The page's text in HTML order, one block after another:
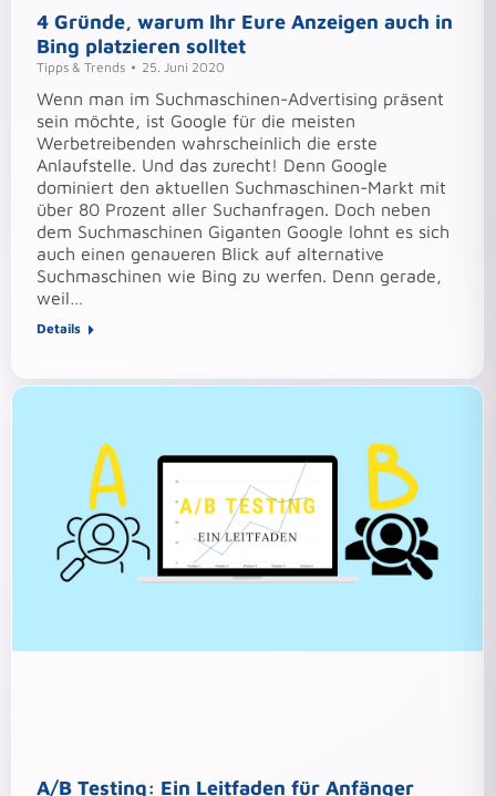
4 Gründe, warum Ihr Eure Anzeigen auch in
Bing platzieren solltet
Tipps & Trends 25. Juni 2020
Wenn man im Suchmaschinen-Advertising präsent
sein möchte, ist Google für die meisten
Werbetreibenden wahrscheinlich die erste
Anlaufstelle. Und das zurecht! Denn Google
dominiert den aktuellen Suchmaschinen-Markt mit
über 80 Prozent aller Suchanfragen. Doch neben
dem Suchmaschinen Giganten Google lohnt es sich
auch einen genaueren Blick auf alternative
Suchmaschinen wie Bing zu werfen. Denn gerade,
weil…
Details
A/B Testing: Ein Leitfaden für Anfänger